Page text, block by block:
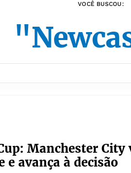
VOCÊ BUSCOU:
Manchester City
e avança à decisão